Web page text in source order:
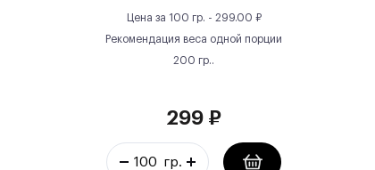
Цена за 100 гр. - 299.00 ₽
Рекомендация веса одной порции
200 гр..
299 ₽